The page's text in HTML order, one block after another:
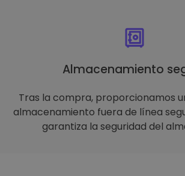
Almacenamiento
Tras la compra, proporcionamos
almacenamiento fuera de línea
garantiza la seguridad del